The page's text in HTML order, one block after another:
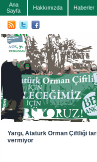
Ana
Sayfa
Hakkımızda Haberler
Yargı, Atatürk Orman Çiftliği
vermiyor